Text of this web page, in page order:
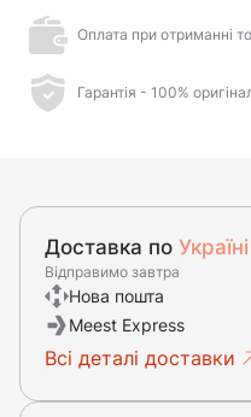
Оплата при отриманні
Гарантія - 100%
Доставка по Україні
Відправимо завтра
Нова пошта
Meest Express
Всі деталі доставки